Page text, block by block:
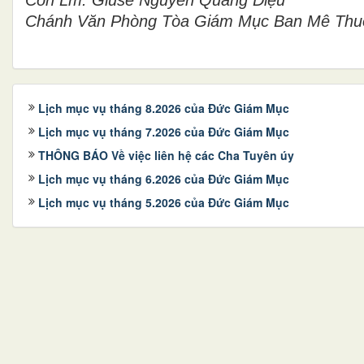
Chánh Văn Phòng Tòa Giám Mục Ban Mê
Lịch mục vụ tháng 8.2026 của Đức Giám Mục
Lịch mục vụ tháng 7.2026 của Đức Giám Mục
THÔNG BÁO Về việc liên hệ các Cha Tuyên úy
Lịch mục vụ tháng 6.2026 của Đức Giám Mục
Lịch mục vụ tháng 5.2026 của Đức Giám Mục